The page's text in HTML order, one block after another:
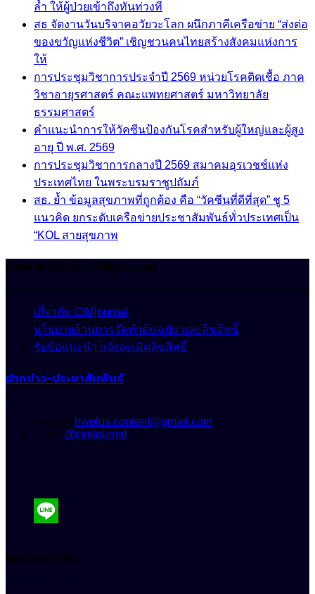
ล้ำ ให้ผู้ป่วยเข้าถึงทันท่วงที
สธ จัดงานวันบริจาคอวัยวะโลก ผนึกภาคีเครือข่าย “ส่งต่อ
ของขวัญแห่งชีวิต” เชิญชวนคนไทยสร้างสังคมแห่งการ
ให้
การประชุมวิชาการประจำปี 2569 หน่วยโรคติดเชื้อ ภาค
วิชาอายุรศาสตร์ คณะแพทยศาสตร์ มหาวิทยาลัย
ธรรมศาสตร์
คำแนะนำการให้วัคซีนป้องกันโรคสำหรับผู้ใหญ่และผู้สูง
อายุ ปี พ.ศ. 2569
การประชุมวิชาการกลางปี 2569 สมาคมอุรเวชช์แห่ง
ประเทศไทย ในพระบรมราชูปถัมภ์
สธ. ย้ำ ข้อมูลสุขภาพที่ถูกต้อง คือ “วัคซีนที่ดีที่สุด” ชู 5
แนวคิด ยกระดับเครือข่ายประชาสัมพันธ์ทั่วประเทศเป็น
“KOL สายสุขภาพ
นโยบายเกี่ยวกับ CIMjournal
เกี่ยวกับ CIMjournal
นโยบายด้านการจัดทำต้นฉบับ และลิขสิทธิ์
รับข้อแนะนำ แจ้งละเมิดลิขสิทธิ์
ฝากข่าว-ประชาสัมพันธ์
E-mail : hwplus.content@gmail.com
Line : @cimjournal
บทความล่าสุด